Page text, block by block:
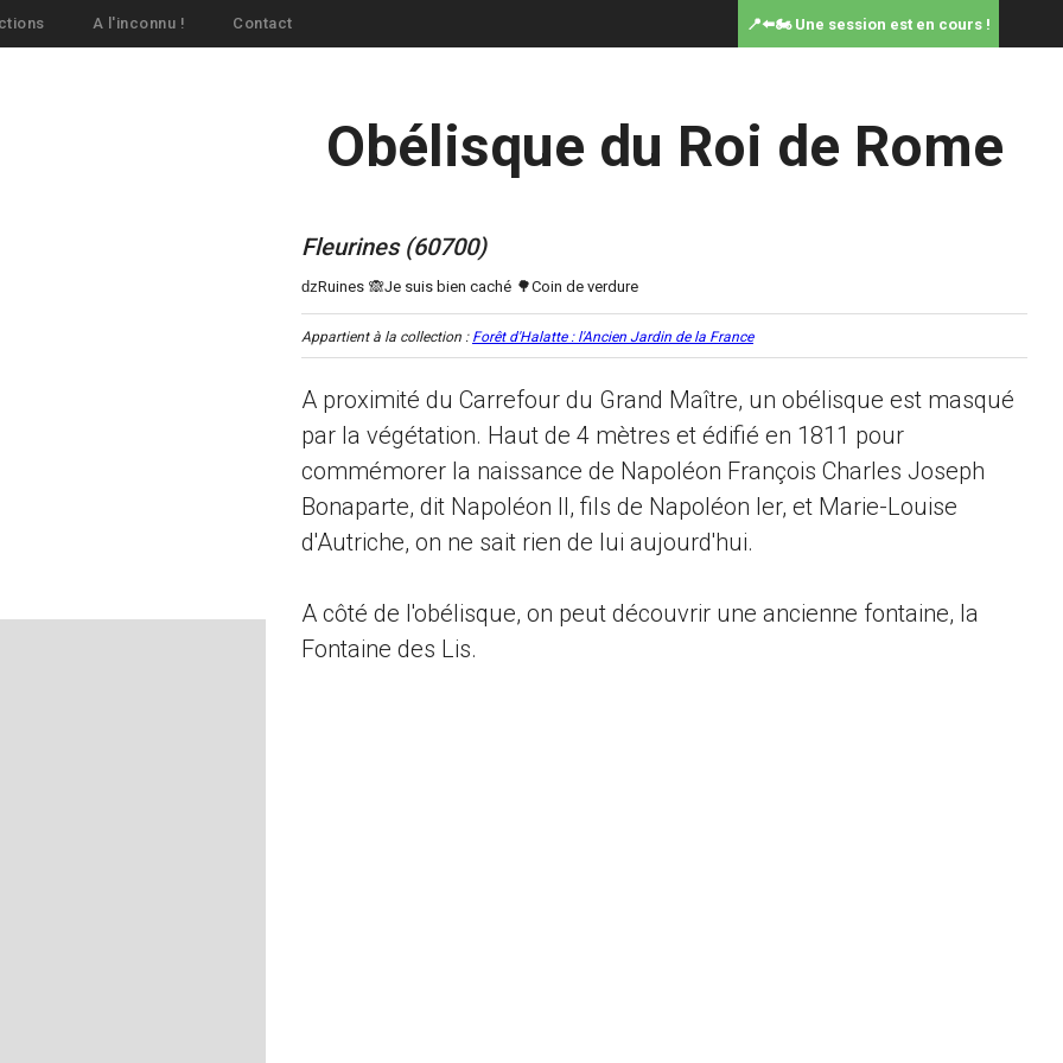
A l'inconnu ! Contact 📍⬅️🏍️ Une session est en cours !
Obélisque du Roi de Rome
Fleurines (60700)
Appartient à la collection : Forêt d'Halatte : l'Ancien Jardin de la France
A proximité du Carrefour du Grand Maître, un obélisque est masqué
par la végétation. Haut de 4 mètres et édifié en 1811 pour
commémorer la naissance de Napoléon François Charles Joseph
Bonaparte, dit Napoléon II, fils de Napoléon Ier, et Marie-Louise
d'Autriche, on ne sait rien de lui aujourd'hui.
A côté de l'obélisque, on peut découvrir une ancienne fontaine, la
Fontaine des Lis.